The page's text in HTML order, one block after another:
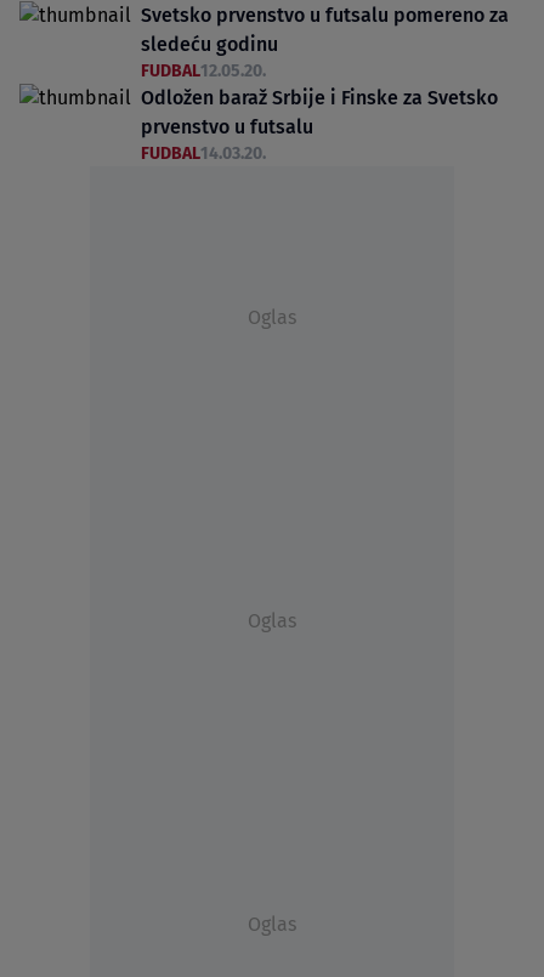
Svetsko prvenstvo u futsalu pomereno za
sledeću godinu
FUDBAL12.05.20.
Odložen baraž Srbije i Finske za Svetsko
prvenstvo u futsalu
FUDBAL14.03.20.
Oglas
Oglas
Oglas